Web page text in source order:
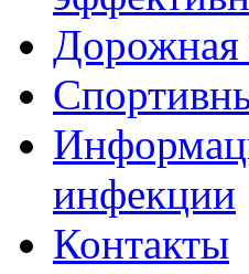
Дорожная
инфекции
Контакты